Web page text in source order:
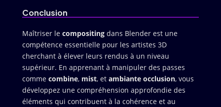
Conclusion
Maîtriser le compositingdans Blender est une
compétence essentielle pour les artistes 3D
cherchant à élever leurs rendus à un niveau
supérieur. En apprenant à manipuler des passes
comme combine, mist, et ambiante occlusion, vous
développez une compréhension approfondie des
éléments qui contribuent à la cohérence et au